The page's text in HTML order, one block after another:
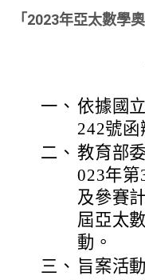
「2023年亞太數學
一、 依據國
242號函
二、 教育部
023年
及參賽
屆亞太
動。
三、 旨案活